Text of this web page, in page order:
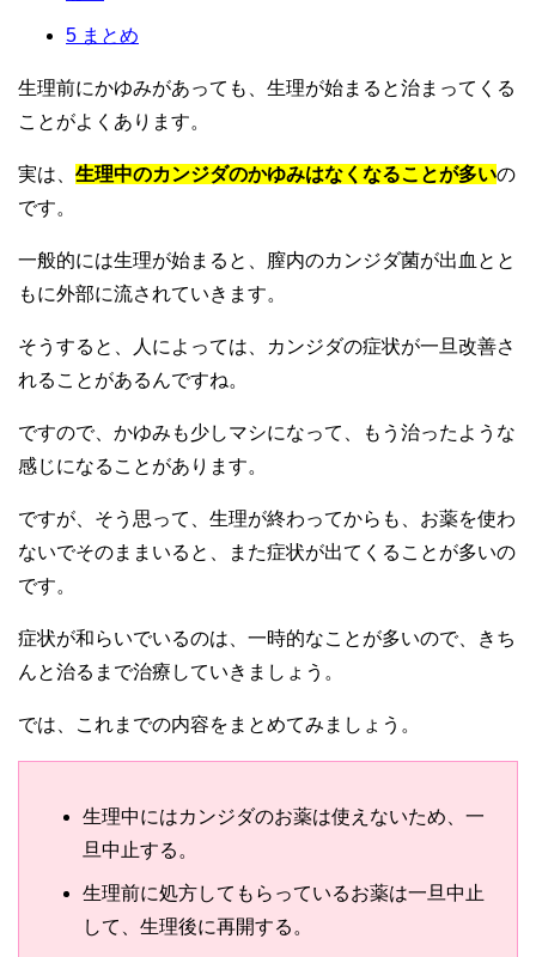
5 まとめ
生理前にかゆみがあっても、生理が始まると治まってくる
ことがよくあります。
実は、 生理中のカンジダのかゆみはなくなることが多いの
です。
一般的には生理が始まると、膣内のカンジダ菌が出血とと
もに外部に流されていきます。
そうすると、人によっては、カンジダの症状が一旦改善さ
れることがあるんですね。
ですので、かゆみも少しマシになって、もう治ったような
感じになることがあります。
ですが、そう思って、生理が終わってからも、お薬を使わ
ないでそのままいると、また症状が出てくることが多いの
です。
症状が和らいでいるのは、一時的なことが多いので、きち
んと治るまで治療していきましょう。
では、これまでの内容をまとめてみましょう。
生理中にはカンジダのお薬は使えないため、一
旦中止する。
生理前に処方してもらっているお薬は一旦中止
して、生理後に再開する。